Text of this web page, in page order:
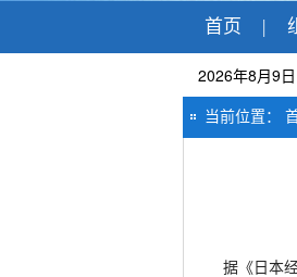
首页 |
2026年8月9
当前位置：
据《日本经